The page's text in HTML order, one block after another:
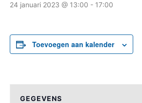
24 januari 2023 @ 13:00 - 17:00
Toevoegen aan kalender
GEGEVENS